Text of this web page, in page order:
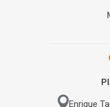
Enrique